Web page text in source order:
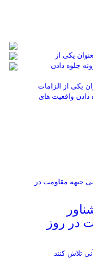
یکی از الزامات
دادن واقعیت های
شناور
در روز